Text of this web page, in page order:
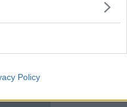
Policy